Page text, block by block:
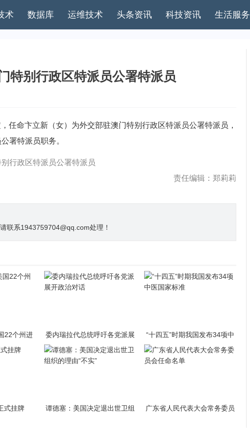
术 数据库 运维技术 头条资讯 科技资讯 生活服务
特别行政区特派员公署特派员
命卞立新（女）为外交部驻澳门特别行政区特派员公署特派员，
署特派员职务。
行政区特派员公署特派员
责任编辑：郑莉莉
联系1943759704@qq.com处理！
22个州进
委内瑞拉代总统呼吁各党派展
“十四五”时期我国发布34项中
式挂牌
谭德塞：美国决定退出世卫组
广东省人民代表大会常务委员